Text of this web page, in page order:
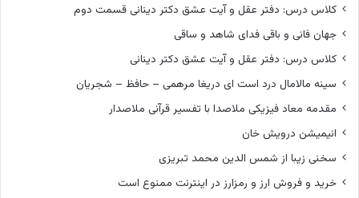
کلاس درس: دفتر عقل و آیت عشق دکتر دینانی قسمت دوم
جهان فانی و باقی فدای شاهد و ساقی
کلاس درس: دفتر عقل و آیت عشق دکتر دینانی
سینه مالامال درد است ای دریغا مرهمی – حافظ – شجریان
مقدمه معاد فیزیکی ملاصدا با تفسیر قرآنی ملاصدار
انیمیشن درویش خان
سخنی زیبا از شمس الدین محمد تبریزی
خرید و فروش ارز و رمزارز در اینترنت ممنوع است